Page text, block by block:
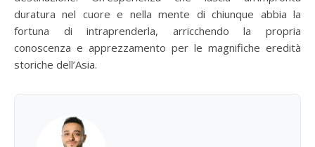
duratura nel cuore e nella mente di chiunque abbia la
fortuna di intraprenderla, arricchendo la propria
conoscenza e apprezzamento per le magnifiche eredità
storiche dell’Asia.